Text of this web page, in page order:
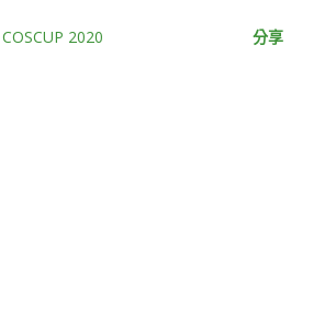
COSCUP 2020 分享